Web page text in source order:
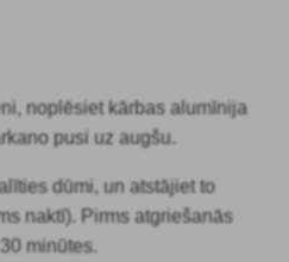
noplēsiet kārbas alumīnija
pusi uz augšu.
dūmi, un atstājiet to
naktī). Pirms atgriešanās
minūtes.